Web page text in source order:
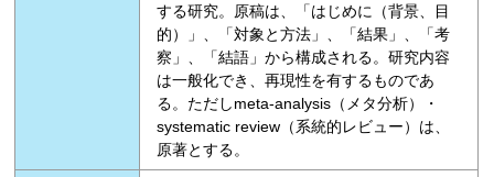
する研究。原稿は、「はじめに（背景、目
的）」、「対象と方法」、「結果」、「考
察」、「結語」から構成される。研究内容
は一般化でき、再現性を有するものであ
る。ただしmeta-analysis（メタ分析）・
systematic review（系統的レビュー）は、
原著とする。